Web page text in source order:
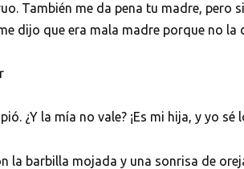
También me da pena tu madre, pero
dijo que era mala madre porque no
¿Y la mía no vale? ¡Es mi hija, y yo sé
la barbilla mojada y una sonrisa de